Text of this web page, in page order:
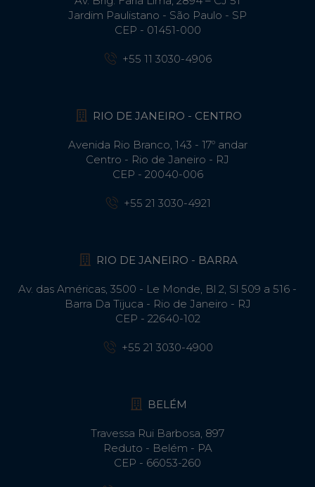
Jardim Paulistano - São Paulo - SP
CEP - 01451-000
+55 11 3030-4906
RIO DE JANEIRO - CENTRO
Avenida Rio Branco, 143 - 17º andar
Centro - Rio de Janeiro - RJ
CEP - 20040-006
+55 21 3030-4921
RIO DE JANEIRO - BARRA
Av. das Américas, 3500 - Le Monde, Bl 2, Sl 509 a 516 -
Barra Da Tijuca - Rio de Janeiro - RJ
CEP - 22640-102​
+55 21 3030-4900
BELÉM
Travessa Rui Barbosa, 897
Reduto - Belém - PA
CEP - 66053-260